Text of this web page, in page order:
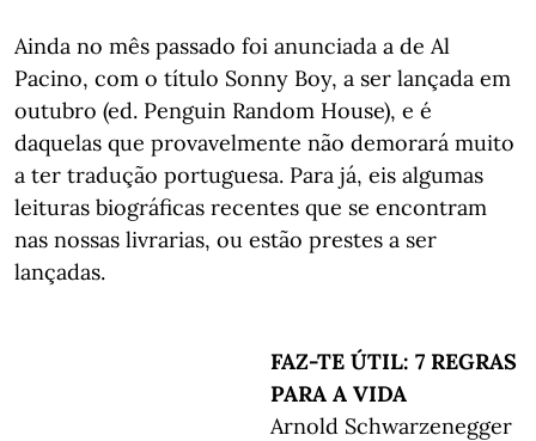
Ainda no mês passado foi anunciada a de Al
Pacino, com o título Sonny Boy, a ser lançada em
outubro (ed. Penguin Random House), e é
daquelas que provavelmente não demorará muito
a ter tradução portuguesa. Para já, eis algumas
leituras biográficas recentes que se encontram
nas nossas livrarias, ou estão prestes a ser
lançadas.
FAZ-TE ÚTIL: 7 REGRAS
PARA A VIDA
Arnold Schwarzenegger